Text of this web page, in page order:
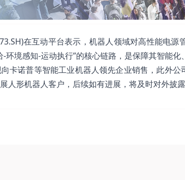
在互动平台表示，机器人领域对高性能电
环境感知-运动执行”的核心链路，是保障其智能
卡诺普等智能工业机器人领先企业销售，此外
人形机器人客户，后续如有进展，将及时对外披露